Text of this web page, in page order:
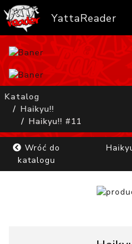
YattaReader
Home
FAQ
Mangi
Katalog
Haikyu!!
Haikyu!! #11
Wróć do
katalogu